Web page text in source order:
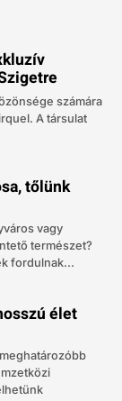
számára
A társulat
tőlünk
vagy
természet?
fordulnak...
élet